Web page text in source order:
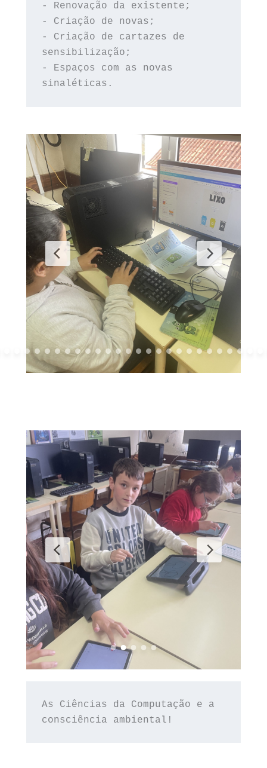
- Renovação da existente;
- Criação de novas;
- Criação de cartazes de
sensibilização;
- Espaços com as novas
sinaléticas.
As Ciências da Computação e a
consciência ambiental!